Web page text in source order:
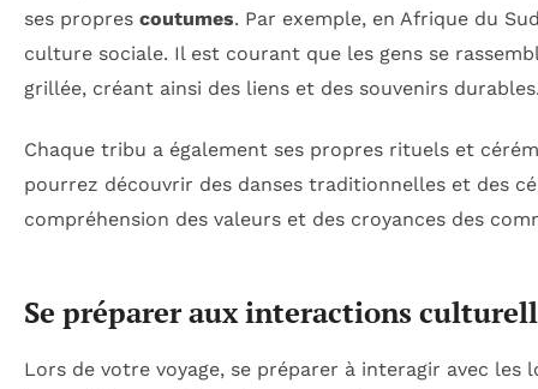
ses propres coutumes. Par exemple, en Afrique du
culture sociale. Il est courant que les gens se
grillée, créant ainsi des liens et des souvenirs
Chaque tribu a également ses propres rituels et
pourrez découvrir des danses traditionnelles et des
compréhension des valeurs et des croyances des
Se préparer aux interactions
Lors de votre voyage, se préparer à interagir avec